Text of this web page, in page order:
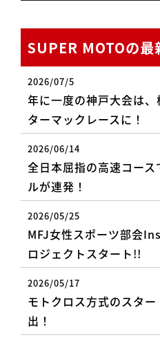
SUPER MOTOの最
2026/07/5
年に一度の神戸大会は
ターマックレースに！
2026/06/14
全日本屈指の高速コース
ルが連発！
2026/05/25
MFJ女性スポーツ部会
ロジェクトスタート!!
2026/05/17
モトクロス方式のスタ
出！